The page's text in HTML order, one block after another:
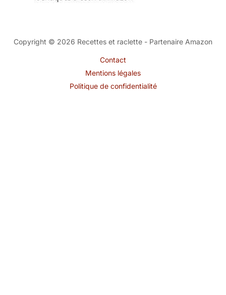
Copyright © 2026 Recettes et raclette - Partenaire Amazon
Contact
Mentions légales
Politique de confidentialité